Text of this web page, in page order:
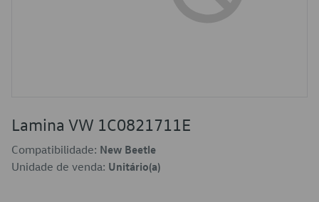
Lamina VW 1C0821711E
Compatibilidade: New Beetle
Unidade de venda: Unitário(a)